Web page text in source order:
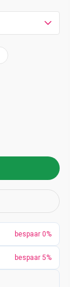
bespaar 0%
bespaar 5%